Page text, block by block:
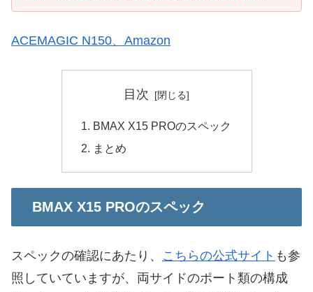
ACEMAGIC N150、Amazon
目次
BMAX X15 PROのスペック
まとめ
BMAX X15 PROのスペック
スペックの確認にあたり、 こちらの公式サイト も参
照していていますが、両サイドのポート類の構成